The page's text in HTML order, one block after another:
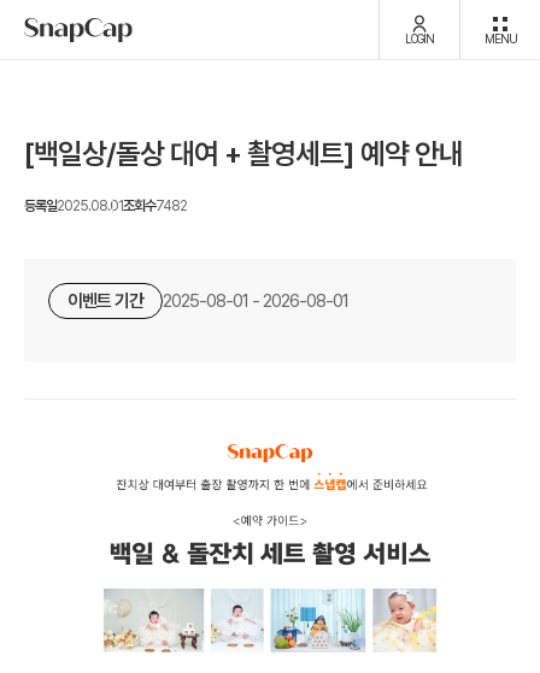
LOGIN MENU
[백일상/돌상 대여 + 촬영세트] 예약 안내
등록일2025.08.01조회수7482
이벤트 기간 2025-08-01 - 2026-08-01